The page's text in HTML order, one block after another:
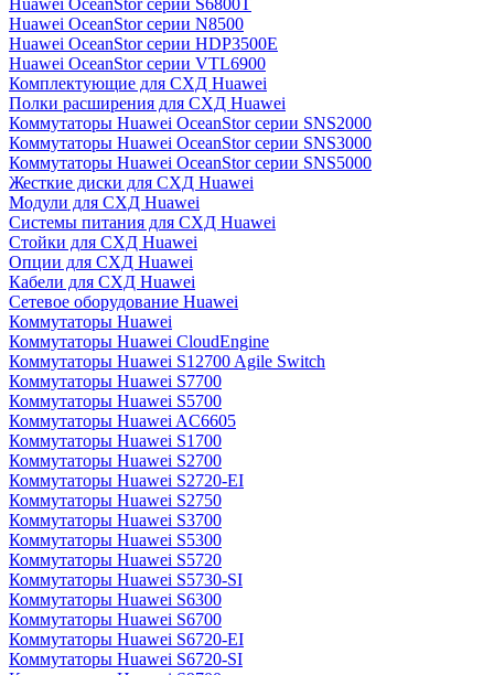
Huawei OceanStor серии S6800T
Huawei OceanStor серии N8500
Huawei OceanStor серии HDP3500E
Huawei OceanStor серии VTL6900
Комплектующие для СХД Huawei
Полки расширения для СХД Huawei
Коммутаторы Huawei OceanStor серии SNS2000
Коммутаторы Huawei OceanStor серии SNS3000
Коммутаторы Huawei OceanStor серии SNS5000
Жесткие диски для СХД Huawei
Модули для СХД Huawei
Системы питания для СХД Huawei
Стойки для СХД Huawei
Опции для СХД Huawei
Кабели для СХД Huawei
Сетевое оборудование Huawei
Коммутаторы Huawei
Коммутаторы Huawei CloudEngine
Коммутаторы Huawei S12700 Agile Switch
Коммутаторы Huawei S7700
Коммутаторы Huawei S5700
Коммутаторы Huawei AC6605
Коммутаторы Huawei S1700
Коммутаторы Huawei S2700
Коммутаторы Huawei S2720-EI
Коммутаторы Huawei S2750
Коммутаторы Huawei S3700
Коммутаторы Huawei S5300
Коммутаторы Huawei S5720
Коммутаторы Huawei S5730-SI
Коммутаторы Huawei S6300
Коммутаторы Huawei S6700
Коммутаторы Huawei S6720-EI
Коммутаторы Huawei S6720-SI